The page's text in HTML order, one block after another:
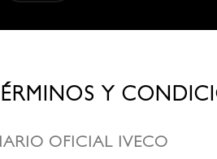
Y
OFICIAL IVECO